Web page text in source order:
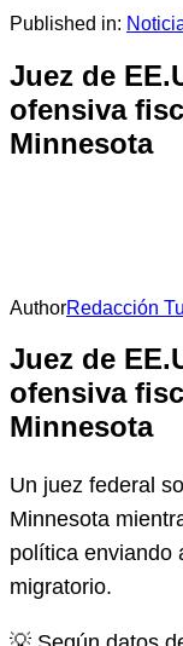
Published in:
Juez de
ofensiva
Minnesota
AuthorRedacción
Juez de
ofensiva
Minnesota
Un juez federal
Minnesota
política enviando
migratorio.